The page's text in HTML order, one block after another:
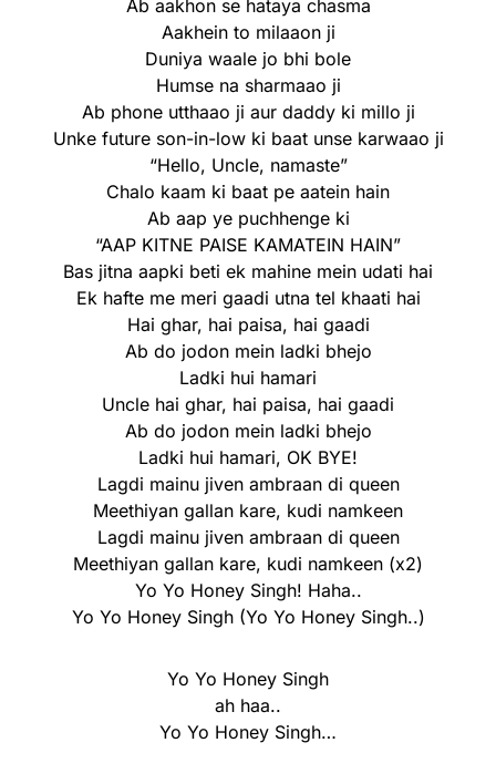
Ab aakhon se hataya chasma
Aakhein to milaaon ji
Duniya waale jo bhi bole
Humse na sharmaao ji
Ab phone utthaao ji aur daddy ki millo ji
Unke future son-in-low ki baat unse karwaao ji
“Hello, Uncle, namaste”
Chalo kaam ki baat pe aatein hain
Ab aap ye puchhenge ki
“AAP KITNE PAISE KAMATEIN HAIN”
Bas jitna aapki beti ek mahine mein udati hai
Ek hafte me meri gaadi utna tel khaati hai
Hai ghar, hai paisa, hai gaadi
Ab do jodon mein ladki bhejo
Ladki hui hamari
Uncle hai ghar, hai paisa, hai gaadi
Ab do jodon mein ladki bhejo
Ladki hui hamari, OK BYE!
Lagdi mainu jiven ambraan di queen
Meethiyan gallan kare, kudi namkeen
Lagdi mainu jiven ambraan di queen
Meethiyan gallan kare, kudi namkeen (x2)
Yo Yo Honey Singh! Haha..
Yo Yo Honey Singh (Yo Yo Honey Singh..)
Yo Yo Honey Singh
ah haa..
Yo Yo Honey Singh…